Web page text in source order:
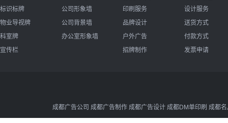
标识标牌
物业导视牌
科室牌
宣传栏
公司形象墙
公司背景墙
办公室形象墙
印刷服务
品牌设计
户外广告
招牌制作
设计服务
送货方式
付款方式
发票申请
成都广告公司 成都广告制作 成都广告设计 成都DM单印刷 成都